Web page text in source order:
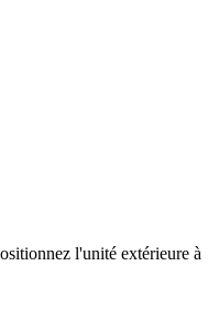
l'unité extérieure à